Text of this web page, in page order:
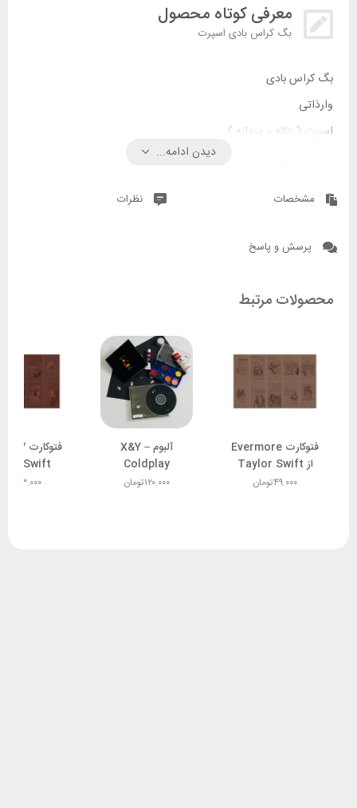
معرفی کوتاه محصول
بگ کراس بادی اسپرت
بگ کراس بادی
وارذاتی
اسپرت ( زنانه و مردانه )
جادار
دیدن ادامه...
مشخصات نظرات
پرسش و پاسخ
محصولات مرتبط
فتوکارت Evermore
از Taylor Swift
تومان۴۹.۰۰۰
آلبوم X&Y –
Coldplay
تومان۱۲۰.۰۰۰
Swift
۴۳.۰۰۰